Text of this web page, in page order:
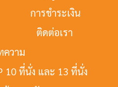
การชำระเงิน
ติดต่อเรา
ความ
10 ที่นั่ง และ 13 ที่นั่ง